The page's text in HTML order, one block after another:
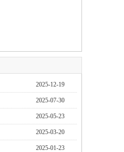
2025-12-19
2025-07-30
2025-05-23
2025-03-20
2025-01-23